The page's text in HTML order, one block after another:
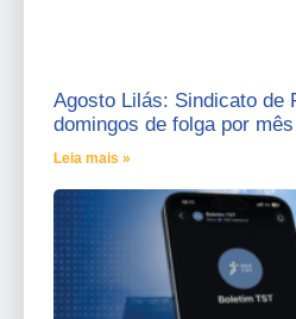
Agosto Lilás: Sindicato de
domingos de folga por mês
Leia mais »